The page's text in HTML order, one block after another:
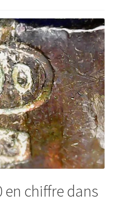
en chiffre dans